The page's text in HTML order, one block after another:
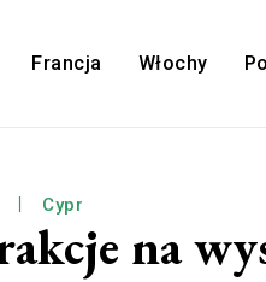
Francja Włochy
Cypr
na